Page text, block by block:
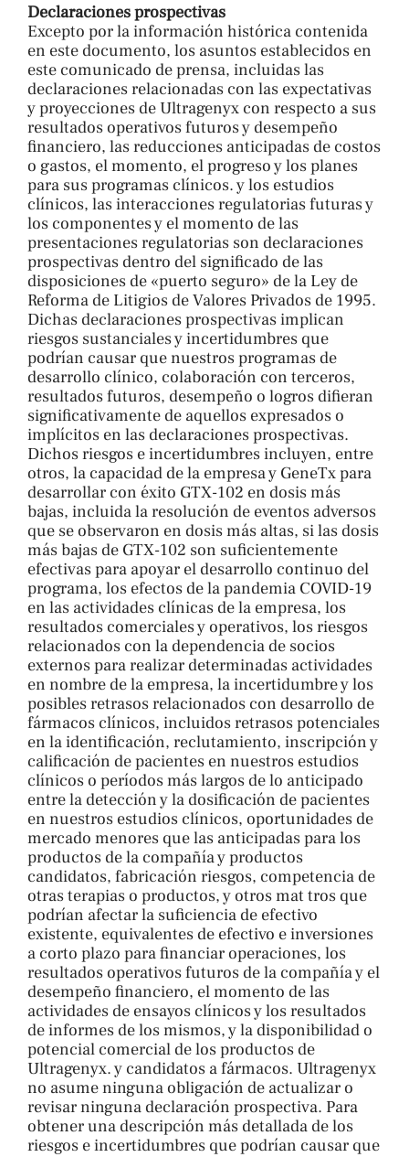
Declaraciones prospectivas
Excepto por la información histórica contenida
en este documento, los asuntos establecidos en
este comunicado de prensa, incluidas las
declaraciones relacionadas con las expectativas
y proyecciones de Ultragenyx con respecto a sus
resultados operativos futuros y desempeño
financiero, las reducciones anticipadas de costos
o gastos, el momento, el progreso y los planes
para sus programas clínicos. y los estudios
clínicos, las interacciones regulatorias futuras y
los componentes y el momento de las
presentaciones regulatorias son declaraciones
prospectivas dentro del significado de las
disposiciones de «puerto seguro» de la Ley de
Reforma de Litigios de Valores Privados de 1995.
Dichas declaraciones prospectivas implican
riesgos sustanciales y incertidumbres que
podrían causar que nuestros programas de
desarrollo clínico, colaboración con terceros,
resultados futuros, desempeño o logros difieran
significativamente de aquellos expresados ​​o
implícitos en las declaraciones prospectivas.
Dichos riesgos e incertidumbres incluyen, entre
otros, la capacidad de la empresa y GeneTx para
desarrollar con éxito GTX-102 en dosis más
bajas, incluida la resolución de eventos adversos
que se observaron en dosis más altas, si las dosis
más bajas de GTX-102 son suficientemente
efectivas para apoyar el desarrollo continuo del
programa, los efectos de la pandemia COVID-19
en las actividades clínicas de la empresa, los
resultados comerciales y operativos, los riesgos
relacionados con la dependencia de socios
externos para realizar determinadas actividades
en nombre de la empresa, la incertidumbre y los
posibles retrasos relacionados con desarrollo de
fármacos clínicos, incluidos retrasos potenciales
en la identificación, reclutamiento, inscripción y
calificación de pacientes en nuestros estudios
clínicos o períodos más largos de lo anticipado
entre la detección y la dosificación de pacientes
en nuestros estudios clínicos, oportunidades de
mercado menores que las anticipadas para los
productos de la compañía y productos
candidatos, fabricación riesgos, competencia de
otras terapias o productos, y otros mat tros que
podrían afectar la suficiencia de efectivo
existente, equivalentes de efectivo e inversiones
a corto plazo para financiar operaciones, los
resultados operativos futuros de la compañía y el
desempeño financiero, el momento de las
actividades de ensayos clínicos y los resultados
de informes de los mismos, y la disponibilidad o
potencial comercial de los productos de
Ultragenyx. y candidatos a fármacos. Ultragenyx
no asume ninguna obligación de actualizar o
revisar ninguna declaración prospectiva. Para
obtener una descripción más detallada de los
riesgos e incertidumbres que podrían causar que